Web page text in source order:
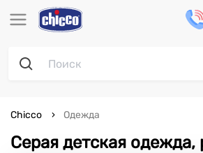
Серая детская
Chicco Одежда